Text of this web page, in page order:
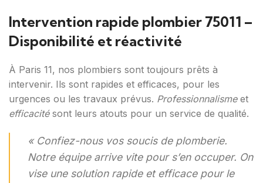
Intervention rapide plombier 75011 –
Disponibilité et réactivité
À Paris 11, nos plombiers sont toujours prêts à
intervenir. Ils sont rapides et efficaces, pour les
urgences ou les travaux prévus. Professionnalismeet
efficacitésont leurs atouts pour un service de qualité.
« Confiez-nous vos soucis de plomberie.
Notre équipe arrive vite pour s’en occuper. On
vise une solution rapide et efficace pour le